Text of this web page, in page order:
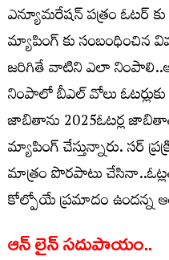
ఎన్యూమరేషన్ పత్రం ఓటర్
మ్యాపింగ్ కు
జరిగితే వాటిని ఎలా
నింపాలో బీఎల్ వోలు
జాబితాను 2025ఓటర్ల
మ్యాపింగ్ చేస్తున్నారు. సర్
మాత్రం పొరపాటు
కోల్పోయే ప్రమాదం ఉందన్న
ఆన్ లైన్ సదుపాయం..